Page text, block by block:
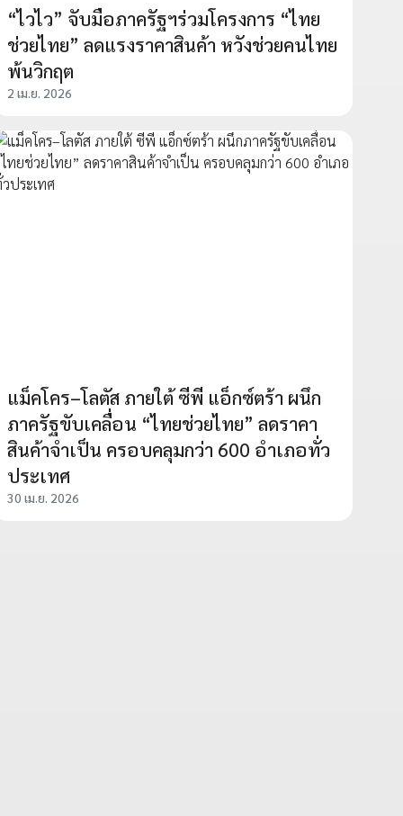
“ไวไว” จับมือภาครัฐฯร่วมโครงการ “ไทย
ช่วยไทย” ลดแรงราคาสินค้า หวังช่วยคนไทย
พ้นวิกฤต
2 เม.ย. 2026
แม็คโคร–โลตัส ภายใต้ ซีพี แอ็กซ์ตร้า ผนึก
ภาครัฐขับเคลื่อน “ไทยช่วยไทย” ลดราคา
สินค้าจำเป็น ครอบคลุมกว่า 600 อำเภอทั่ว
ประเทศ
30 เม.ย. 2026